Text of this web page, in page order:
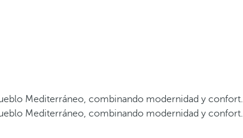
Mediterráneo, combinando modernidad y confort.
Mediterráneo, combinando modernidad y confort.